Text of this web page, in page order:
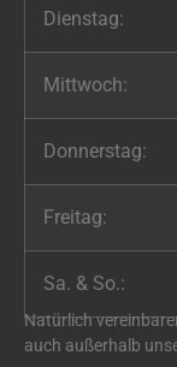
Dienstag:
Mittwoch:
Donnerstag:
Freitag:
Sa. & So.:
Natürlich
auch außerhalb